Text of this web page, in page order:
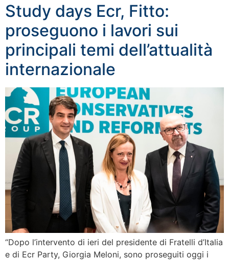
Study days Ecr, Fitto:
proseguono i lavori sui
principali temi dell’attualità
internazionale
“Dopo l’intervento di ieri del presidente di Fratelli d’Italia
e di Ecr Party, Giorgia Meloni, sono proseguiti oggi i